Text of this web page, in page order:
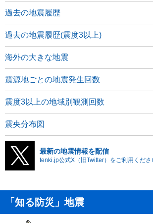
過去の地震履歴
過去の地震履歴(震度3以上)
海外の大きな地震
震源地ごとの地震発生回数
震度3以上の地域別観測回数
震央分布図
最新の地震情報を配信
tenki.jp公式X（旧Twitter）をご利用くださ
「知る防災」地震